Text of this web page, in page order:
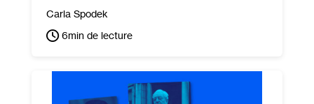
Carla Spodek
6min de lecture